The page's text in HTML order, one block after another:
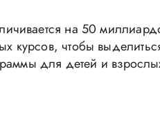
на 50
курсов, чтобы
для детей и